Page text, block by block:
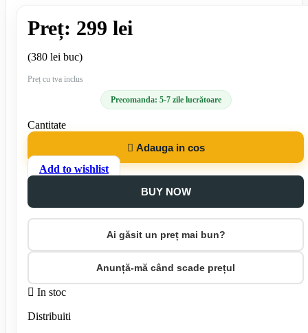
Preț: 299 lei
(380 lei buc)
Preț cu tva inclus
Precomanda: 5-7 zile lucrătoare
Cantitate
 Adauga in cos
Add to wishlist
BUY NOW
Ai găsit un preț mai bun?
Anunță-mă când scade prețul
 In stoc
Distribuiti